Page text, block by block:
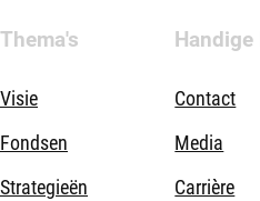
Thema's
Visie
Fondsen
Strategieën
Contact
Media
Carrière